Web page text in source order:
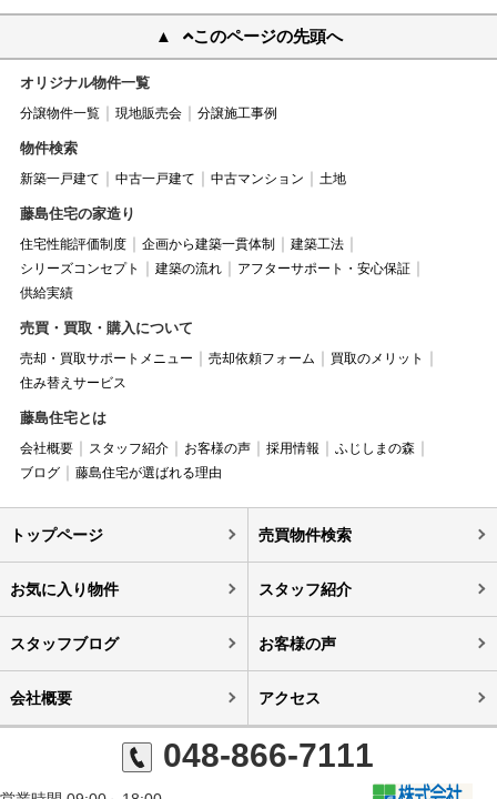
このページの先頭へ
オリジナル物件一覧
分譲物件一覧 現地販売会 分譲施工事例
物件検索
新築一戸建て 中古一戸建て 中古マンション 土地
藤島住宅の家造り
住宅性能評価制度 企画から建築一貫体制
建築工法
シリーズコンセプト
建築の流れ
アフターサポート・安心保証
供給実績
売買・買取・購入について
売却・買取サポートメニュー 売却依頼フォーム
買取のメリット
住み替えサービス
藤島住宅とは
会社概要 スタッフ紹介 お客様の声 採用情報
ふじしまの森
ブログ
藤島住宅が選ばれる理由
トップページ 売買物件検索
お気に入り物件 スタッフ紹介
スタッフブログ お客様の声
会社概要 アクセス
048-866-7111